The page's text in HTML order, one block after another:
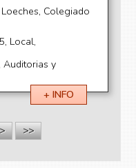
Colegiado
Local,
Auditorias y
+ INFO
>>